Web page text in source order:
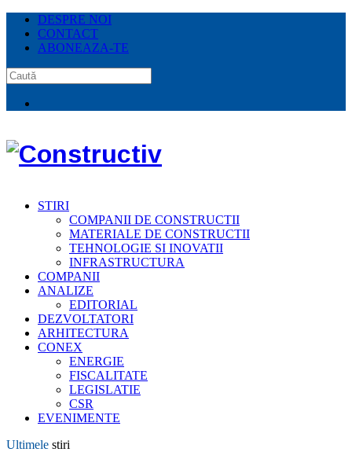
DESPRE NOI
CONTACT
ABONEAZA-TE
STIRI
COMPANII DE CONSTRUCTII
MATERIALE DE CONSTRUCTII
TEHNOLOGIE SI INOVATII
INFRASTRUCTURA
COMPANII
ANALIZE
EDITORIAL
DEZVOLTATORI
ARHITECTURA
CONEX
ENERGIE
FISCALITATE
LEGISLATIE
CSR
EVENIMENTE
Ultimele stiri